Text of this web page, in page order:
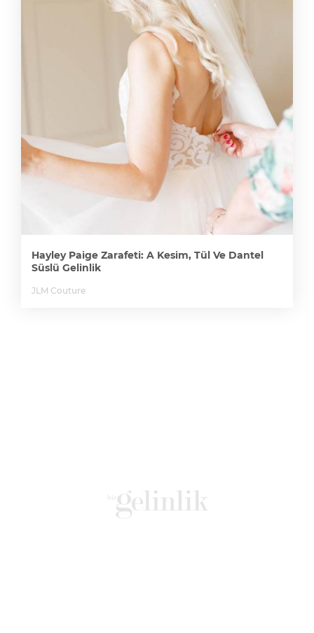
Hayley Paige Zarafeti: A Kesim, Tül Ve Dantel
Süslü Gelinlik
JLM Couture